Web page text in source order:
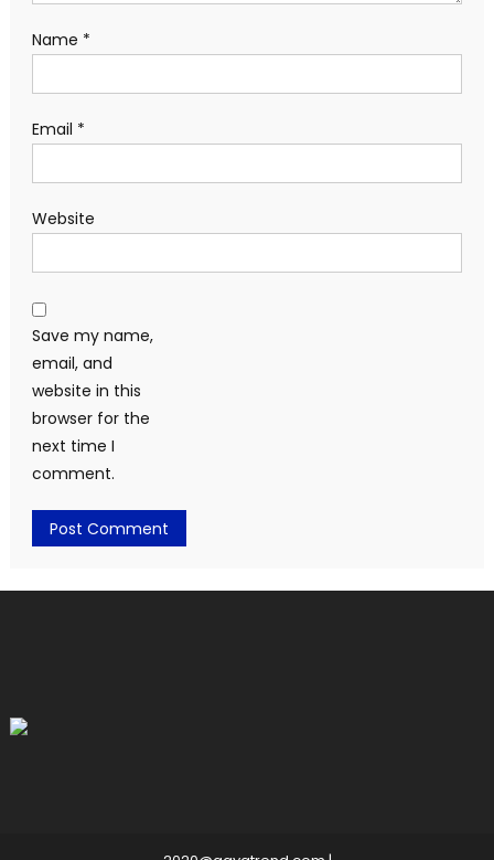
Name *
Email *
Website
Save my name,
email, and
website in this
browser for the
next time I
comment.